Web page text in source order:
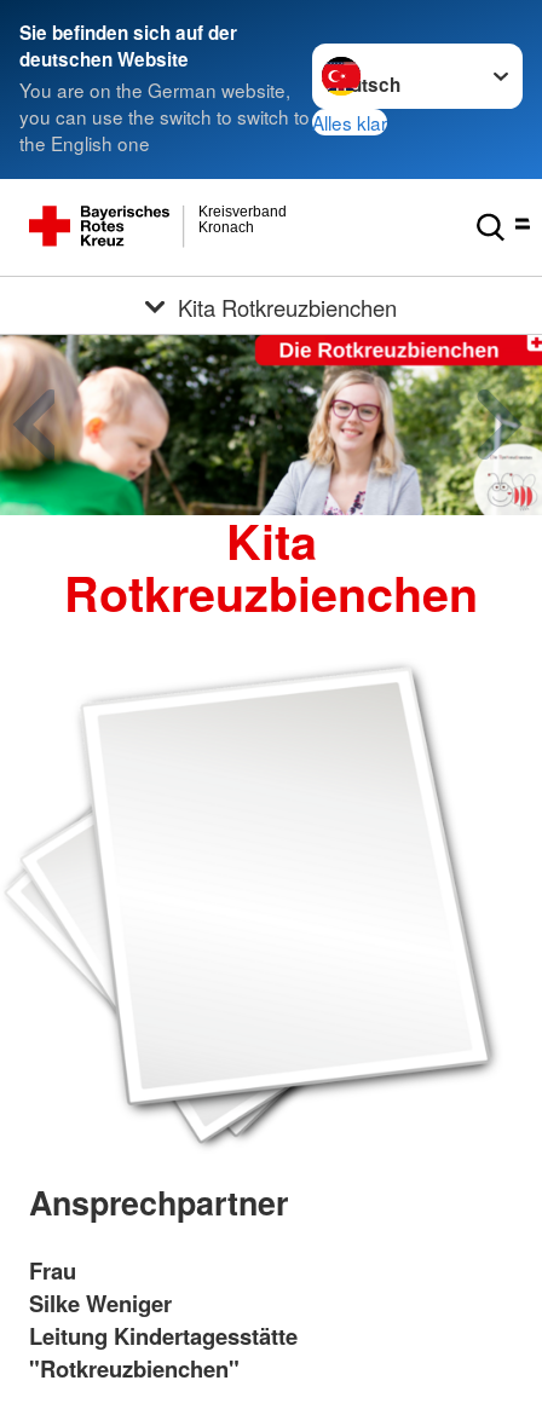
Sie befinden sich auf der
deutschen Website
You are on the German website,
you can use the switch to switch to
the English one
Sprache wechseln zu
Alles klar
Kronach
Kreisverband
Kita Rotkreuzbienchen
Kita
Rotkreuzbienchen
Ansprechpartner
Frau
Silke Weniger
Leitung Kindertagesstätte
"Rotkreuzbienchen"